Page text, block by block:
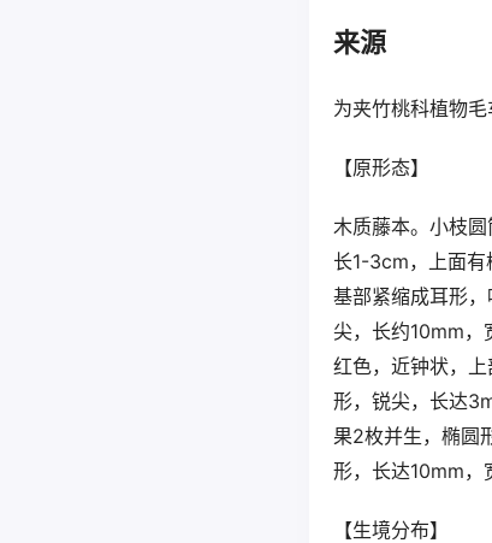
来源
为夹竹桃科植物
【原形态】
木质藤本。小枝
长1-3cm，上面有
基部紧缩成耳形
尖，长约10mm
红色，近钟状，
形，锐尖，长达
果2枚并生，椭圆
形，长达10mm，
【生境分布】